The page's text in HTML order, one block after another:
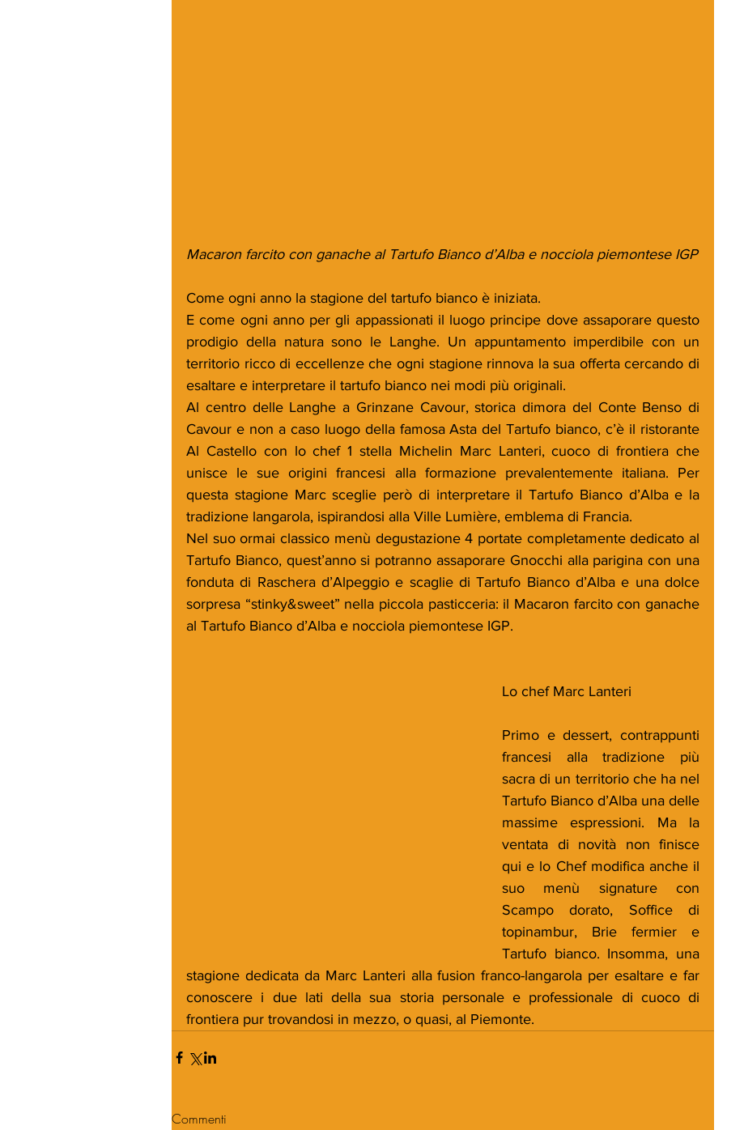
Macaron farcito con ganache al Tartufo Bianco d’Alba e nocciola piemontese IGP
Come ogni anno la stagione del tartufo bianco è iniziata.
E come ogni anno per gli appassionati il luogo principe dove assaporare questo
prodigio della natura sono le Langhe. Un appuntamento imperdibile con un
territorio ricco di eccellenze che ogni stagione rinnova la sua offerta cercando di
esaltare e interpretare il tartufo bianco nei modi più originali.
Al centro delle Langhe a Grinzane Cavour, storica dimora del Conte Benso di
Cavour e non a caso luogo della famosa Asta del Tartufo bianco, c’è il ristorante
Al Castello con lo chef 1 stella Michelin Marc Lanteri, cuoco di frontiera che
unisce le sue origini francesi alla formazione prevalentemente italiana. Per
questa stagione Marc sceglie però di interpretare il Tartufo Bianco d’Alba e la
tradizione langarola, ispirandosi alla Ville Lumière, emblema di Francia.
Nel suo ormai classico menù degustazione 4 portate completamente dedicato al
Tartufo Bianco, quest’anno si potranno assaporare Gnocchi alla parigina con una
fonduta di Raschera d’Alpeggio e scaglie di Tartufo Bianco d’Alba e una dolce
sorpresa “stinky&sweet” nella piccola pasticceria: il Macaron farcito con ganache
al Tartufo Bianco d’Alba e nocciola piemontese IGP.
Lo chef Marc Lanteri
Primo e dessert, contrappunti
francesi alla tradizione più
sacra di un territorio che ha nel
Tartufo Bianco d’Alba una delle
massime espressioni. Ma la
ventata di novità non finisce
qui e lo Chef modifica anche il
suo menù signature con
Scampo dorato, Soffice di
topinambur, Brie fermier e
Tartufo bianco. Insomma, una
stagione dedicata da Marc Lanteri alla fusion franco-langarola per esaltare e far
conoscere i due lati della sua storia personale e professionale di cuoco di
frontiera pur trovandosi in mezzo, o quasi, al Piemonte.
Commenti